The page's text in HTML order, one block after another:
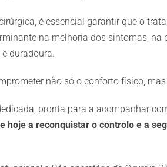
é essencial garantir que o
na melhoria dos sintomas,
duradoura.
não só o conforto físico,
pronta para a acompanhar
hoje a reconquistar o controlo e a